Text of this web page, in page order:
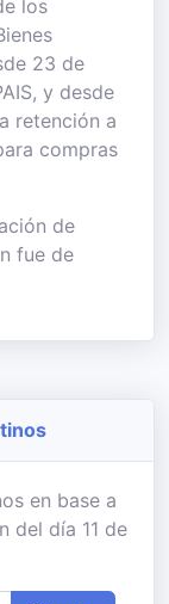
los
23 de
y desde
retención a
compras
de
fue de
en base a
del día 11 de